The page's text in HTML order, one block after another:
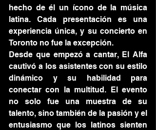
hecho de él un ícono de la música
latina. Cada presentación es una
experiencia única, y su concierto en
Toronto no fue la excepción.
Desde que empezó a cantar, El Alfa
cautivó a los asistentes con su estilo
dinámico y su habilidad para
conectar con la multitud. El evento
no solo fue una muestra de su
talento, sino también de la pasión y el
entusiasmo que los latinos sienten